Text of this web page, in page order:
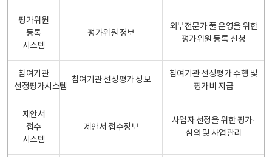
평가위원
등록
시스템
평가위원 정보
외부전문가 풀 운영을 위한
평가위원 등록 신청
참여기관
선정평가시스템
참여기관 선정평가 정보
참여기관 선정평가 수행 및
평가비 지급
제안서
접수
시스템
제안서 접수정보
사업자 선정을 위한 평가·
심의 및 사업관리